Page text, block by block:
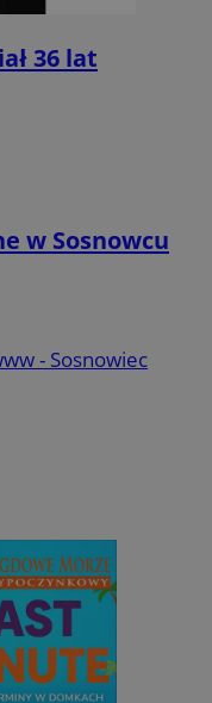
36 lat
w Sosnowcu
- Sosnowiec